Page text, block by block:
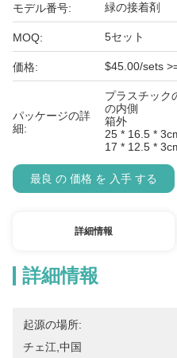
モデル番号: 緑の接着剤
MOQ: 5セット
価格: $45.00/sets
パッケージの詳
細:
プラスチック
の内側
箱外
25 * 16.5 *
17 * 12.5 *
最良 の 価格 を 入手 する
詳細情報
詳細情報
起源の場所:
チェ江,中国